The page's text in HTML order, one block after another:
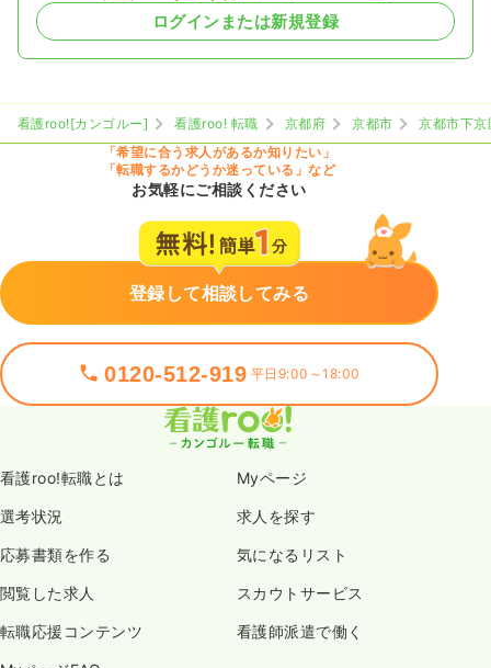
ログインまたは新規登録
看護roo![カンゴルー] 看護roo! 転職 京都府 京都市
京都市下京
「希望に合う求人があるか知りたい」
「転職するかどうか迷っている」など
お気軽にご相談ください
登録して相談してみる
0120-512-919 平日9:00～18:00
看護roo!転職とは Myページ
選考状況 求人を探す
応募書類を作る 気になるリスト
閲覧した求人 スカウトサービス
転職応援コンテンツ 看護師派遣で働く